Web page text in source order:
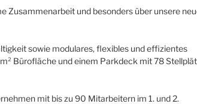
Zusammenarbeit und besonders über unsere
sowie modulares, flexibles und effizientes
Bürofläche und einem Parkdeck mit 78
mit bis zu 90 Mitarbeitern im 1. und 2.